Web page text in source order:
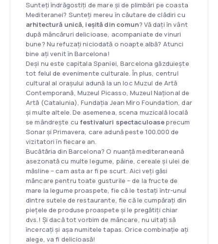
Sunteți îndrăgostiți de mare și de plimbări pe coasta
Mediteranei? Sunteți mereu în căutare de clădiri cu
arhitectură unică, ieșită din comun? Vă dați în vânt
după mâncăruri delicioase, acompaniate de vinuri
bune? Nu refuzați niciodată o noapte albă? Atunci
bine ați venit în Barcelona!
Deși nu este capitala Spaniei, Barcelona găzduiește
tot felul de evenimente culturale. În plus, centrul
cultural al orașului adună la un loc Muzul de Artă
Contemporană, Muzeul Picasso, Muzeul Național de
Artă (Catalunia), Fundația Jean Miro Foundation, dar
și multe altele. De asemenea, scena muzicală locală
se mândrește cufestivaluri spectaculoaseprecum
Sonar și Primavera, care adună peste 100.000 de
vizitatori în fiecare an.
Bucătăria din Barcelona? O nuanță mediteraneană
asezonată cu multe legume, pâine, cereale și ulei de
măsline – cam asta ar fi pe scurt. Aici veți găsi
mâncare pentru toate gusturile – de la fructe de
mare la legume proaspete, fie că le testați într-unul
dintre sutele de restaurante, fie că le cumpărați din
piețele de produse proaspete și le pregătiți chiar
dvs.! Și dacă tot vorbim de mâncare, nu uitați să
încercați și așa numitele tapas. Orice combinație ați
alege, va fi delicioasă!